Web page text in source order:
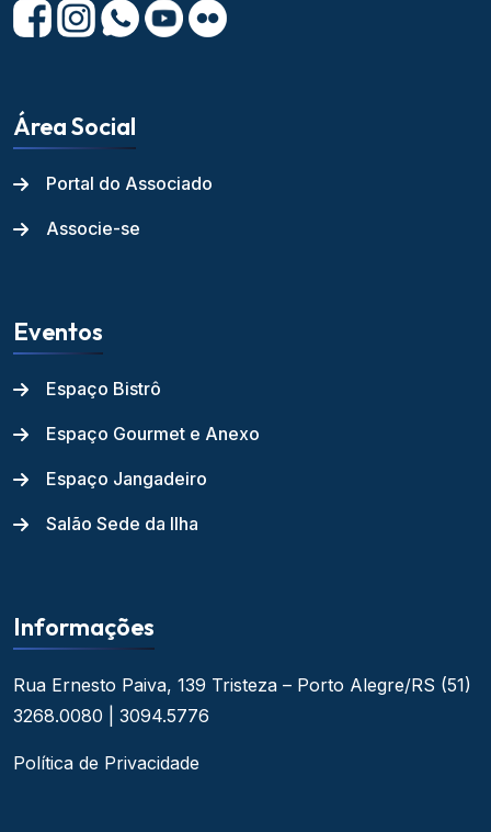
Área Social
Portal do Associado
Associe-se
Eventos
Espaço Bistrô
Espaço Gourmet e Anexo
Espaço Jangadeiro
Salão Sede da Ilha
Informações
Rua Ernesto Paiva, 139 Tristeza – Porto Alegre/RS (51)
3268.0080 | 3094.5776
Política de Privacidade